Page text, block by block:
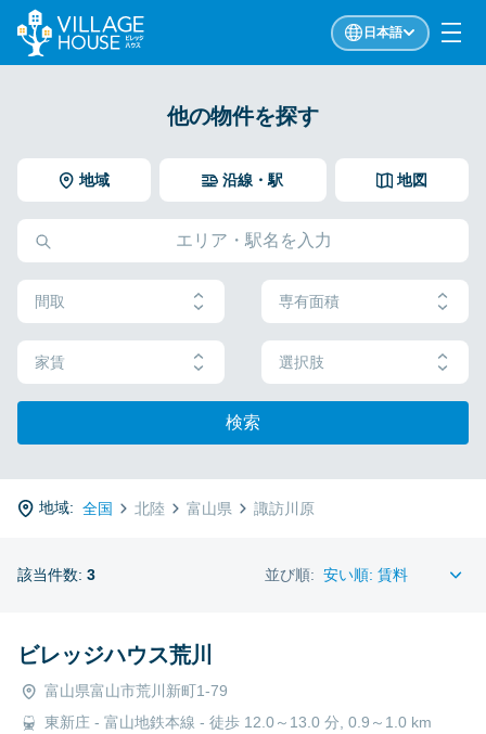
日本語
他の物件を探す
地域 地図
沿線・駅
間取 専有面積
家賃 選択肢
検索
地域: 全国 北陸 富山県 諏訪川原
該当件数: 3 並び順:
ビレッジハウス荒川
富山県富山市荒川新町1-79
東新庄 - 富山地鉄本線 - 徒歩 12.0～13.0 分, 0.9～1.0 km